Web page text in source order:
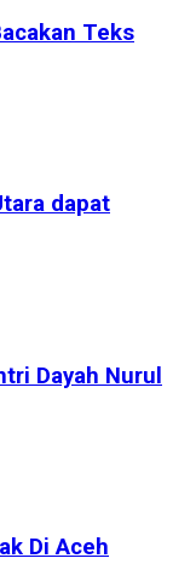
Teks
dapat
Dayah Nurul
Di Aceh